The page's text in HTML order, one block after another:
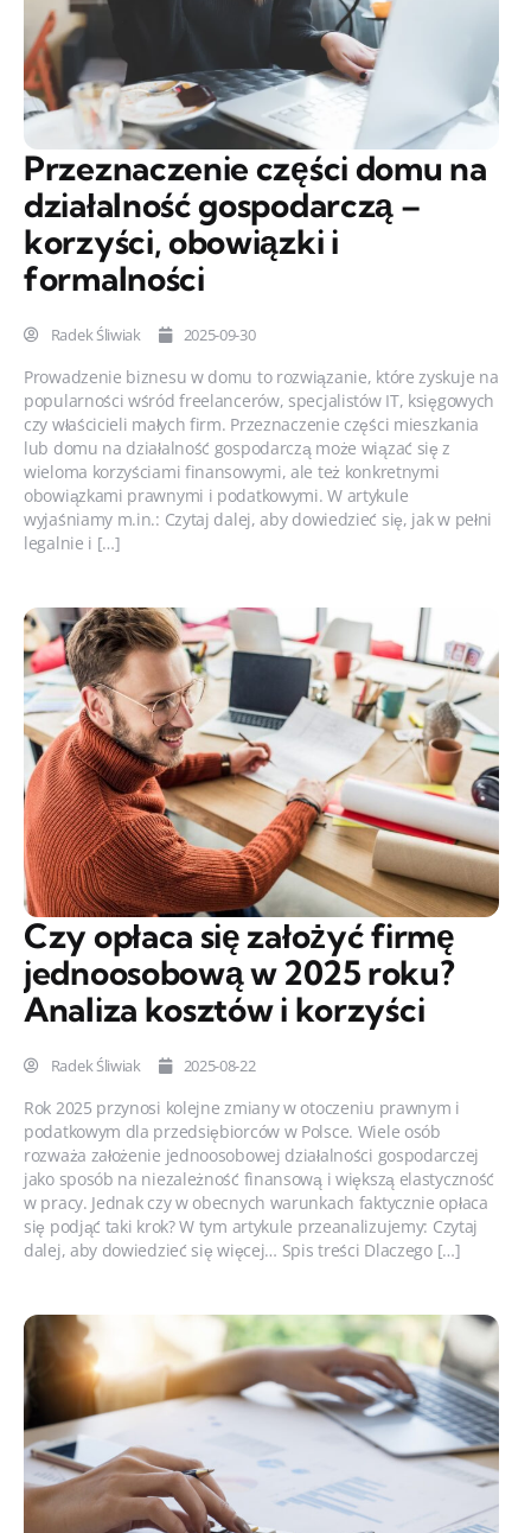
Przeznaczenie części domu na
działalność gospodarczą –
korzyści, obowiązki i
formalności
Radek Śliwiak 2025-09-30
Prowadzenie biznesu w domu to rozwiązanie, które zyskuje na
popularności wśród freelancerów, specjalistów IT, księgowych
czy właścicieli małych firm. Przeznaczenie części mieszkania
lub domu na działalność gospodarczą może wiązać się z
wieloma korzyściami finansowymi, ale też konkretnymi
obowiązkami prawnymi i podatkowymi. W artykule
wyjaśniamy m.in.: Czytaj dalej, aby dowiedzieć się, jak w pełni
legalnie i […]
Czy opłaca się założyć firmę
jednoosobową w 2025 roku?
Analiza kosztów i korzyści
Radek Śliwiak 2025-08-22
Rok 2025 przynosi kolejne zmiany w otoczeniu prawnym i
podatkowym dla przedsiębiorców w Polsce. Wiele osób
rozważa założenie jednoosobowej działalności gospodarczej
jako sposób na niezależność finansową i większą elastyczność
w pracy. Jednak czy w obecnych warunkach faktycznie opłaca
się podjąć taki krok? W tym artykule przeanalizujemy: Czytaj
dalej, aby dowiedzieć się więcej… Spis treści Dlaczego […]